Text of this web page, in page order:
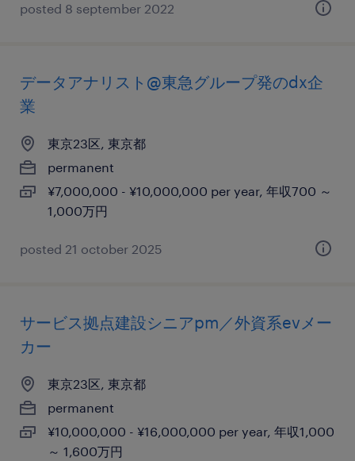
posted 8 september 2022
データアナリスト@東急グループ発のdx企
業
東京23区, 東京都
permanent
¥7,000,000 - ¥10,000,000 per year, 年収700 ～
1,000万円
posted 21 october 2025
サービス拠点建設シニアpm／外資系evメー
カー
東京23区, 東京都
permanent
¥10,000,000 - ¥16,000,000 per year, 年収1,000
～ 1,600万円